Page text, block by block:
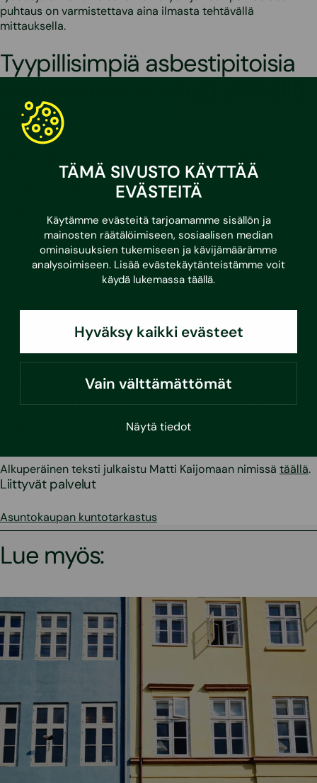
TÄMÄ SIVUSTO KÄYTTÄÄ
EVÄSTEITÄ
Käytämme evästeitä tarjoamamme sisällön ja
mainosten räätälöimiseen, sosiaalisen median
ominaisuuksien tukemiseen ja kävijämäärämme
analysoimiseen. Lisää evästekäytänteistämme voit
käydä lukemassa täällä.
Hyväksy kaikki evästeet
Vain välttämättömät
Näytä tiedot
puhtaus on varmistettava aina ilmasta tehtävällä
mittauksella.
Tyypillisimpiä asbestipitoisia
tasolla
Aikakausi
Seinä- ja kattotasoitteet
Lattiatasoitteet
1937-1960
Lattia- ja seinälaatoitukset (laastit ja
1960-1985
Vinyylitaatat ja vastaavat
Muovimatot
1970-1985
1970-1980-
luku
Maalit ja pinnoitteet
Kuitusementtituotteet
1910-1990
Alkuperäinen teksti julkaistu Matti Kaijomaan nimissä täällä.
Liittyvät palvelut
Asuntokaupan kuntotarkastus
Lue myös: